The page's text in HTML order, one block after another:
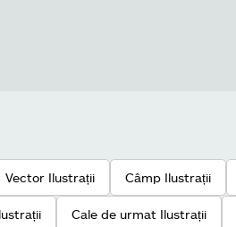
Vector Ilustrații Câmp Ilustrații
Cale de urmat Ilustrații